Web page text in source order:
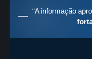
“A informação